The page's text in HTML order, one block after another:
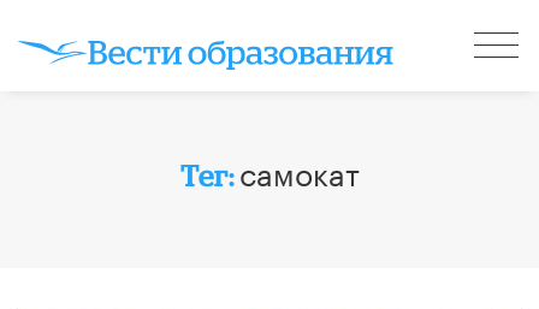
Тег:самокат